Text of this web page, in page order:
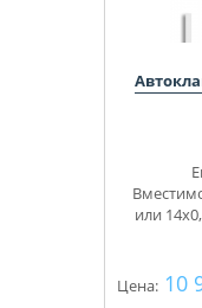
или
Цена: 10